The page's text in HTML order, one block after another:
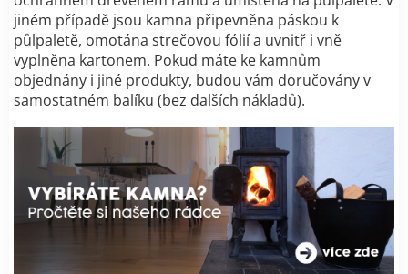
jiném případě jsou kamna připevněna páskou k
půlpaletě, omotána strečovou fólií a uvnitř i vně
vyplněna kartonem. Pokud máte ke kamnům
objednány i jiné produkty, budou vám doručovány v
samostatném balíku (bez dalších nákladů).